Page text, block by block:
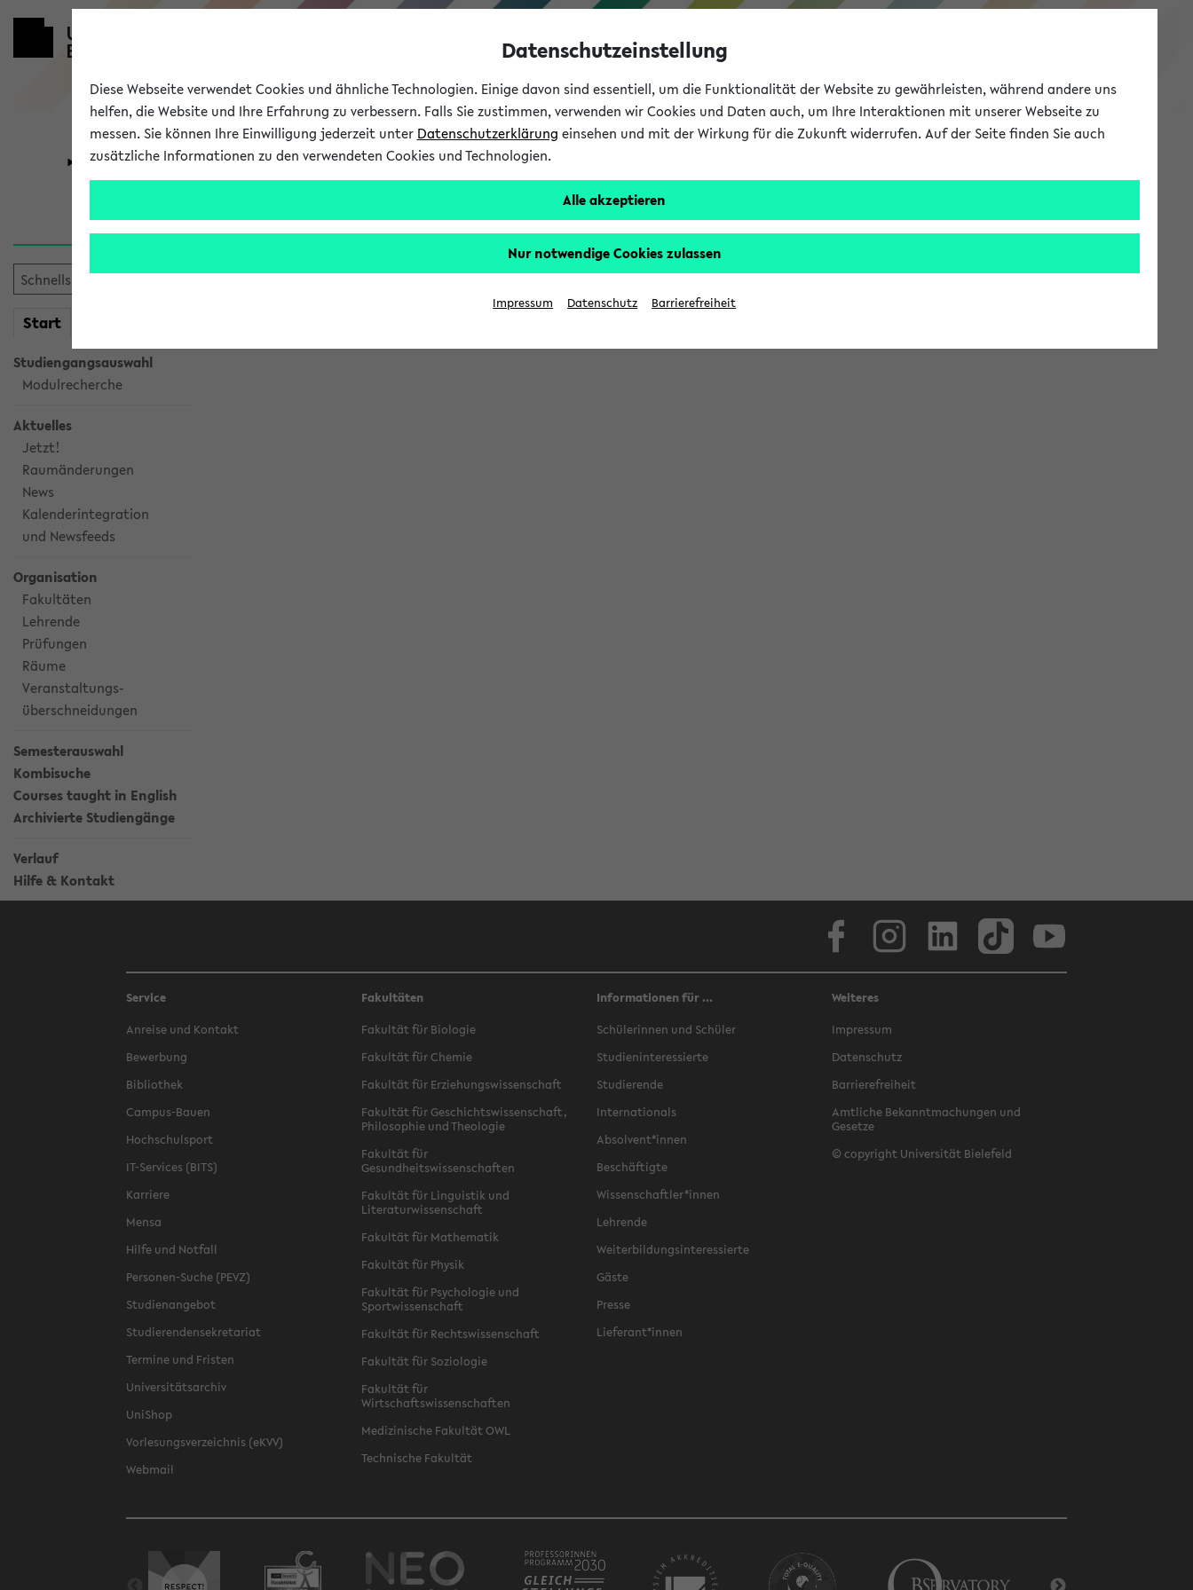
eKVV
Universität Forschung Studium
Start
Studiengangsauswahl
Modulrecherche
Aktuelles
Jetzt!
Raumänderungen
News
Kalenderintegration
und Newsfeeds
Organisation
Fakultäten
Lehrende
Prüfungen
Räume
Veranstaltungs-
überschneidungen
Semesterauswahl
Kombisuche
Courses taught in English
Archivierte Studiengänge
Verlauf
Hilfe & Kontakt
Verlauf
Service
Anreise und Kontakt
Bewerbung
Bibliothek
Campus-Bauen
Hochschulsport
IT-Services (BITS)
Karriere
Mensa
Hilfe und Notfall
Personen-Suche (PEVZ)
Studienangebot
Studierendensekretariat
Termine und Fristen
Universitätsarchiv
UniShop
Vorlesungsverzeichnis (eKVV)
Webmail
Fakultäten
Fakultät für Biologie
Fakultät für Chemie
Fakultät für Erziehungswissenschaft
Fakultät für Geschichtswissenschaft,
Philosophie und Theologie
Fakultät für
Gesundheitswissenschaften
Fakultät für Linguistik und
Literaturwissenschaft
Fakultät für Mathematik
Fakultät für Physik
Fakultät für Psychologie und
Sportwissenschaft
Fakultät für Rechtswissenschaft
Fakultät für Soziologie
Fakultät für
Wirtschaftswissenschaften
Medizinische Fakultät OWL
Technische Fakultät
Informationen für ...
Schülerinnen und Schüler
Studieninteressierte
Studierende
Internationals
Absolvent*innen
Beschäftigte
Wissenschaftler*innen
Lehrende
Weiterbildungsinteressierte
Gäste
Presse
Lieferant*innen
Weiteres
Impressum
Datenschutz
Barrierefreiheit
Amtliche Bekanntmachungen und
Gesetze
© copyright Universität Bielefeld
Datenschutzeinstellung
Diese Webseite verwendet Cookies und ähnliche Technologien. Einige davon sind essentiell, um die Funktionalität der Website zu gewährleisten, während andere uns
helfen, die Website und Ihre Erfahrung zu verbessern. Falls Sie zustimmen, verwenden wir Cookies und Daten auch, um Ihre Interaktionen mit unserer Webseite zu
messen. Sie können Ihre Einwilligung jederzeit unter Datenschutzerklärung einsehen und mit der Wirkung für die Zukunft widerrufen. Auf der Seite finden Sie auch
zusätzliche Informationen zu den verwendeten Cookies und Technologien.
Alle akzeptieren
Nur notwendige Cookies zulassen
Impressum Datenschutz Barrierefreiheit